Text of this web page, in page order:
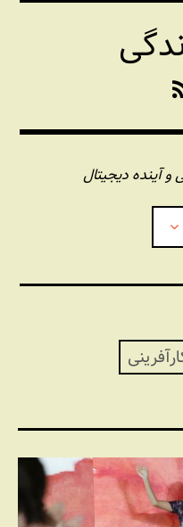
S
آینده دیجیتال